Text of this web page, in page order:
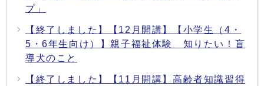
プ」
【終了しました】【12月開講】【小学生（4・
5・6年生向け）】親子福祉体験 知りたい！盲
導犬のこと
【終了しました】【11月開講】高齢者知識習得